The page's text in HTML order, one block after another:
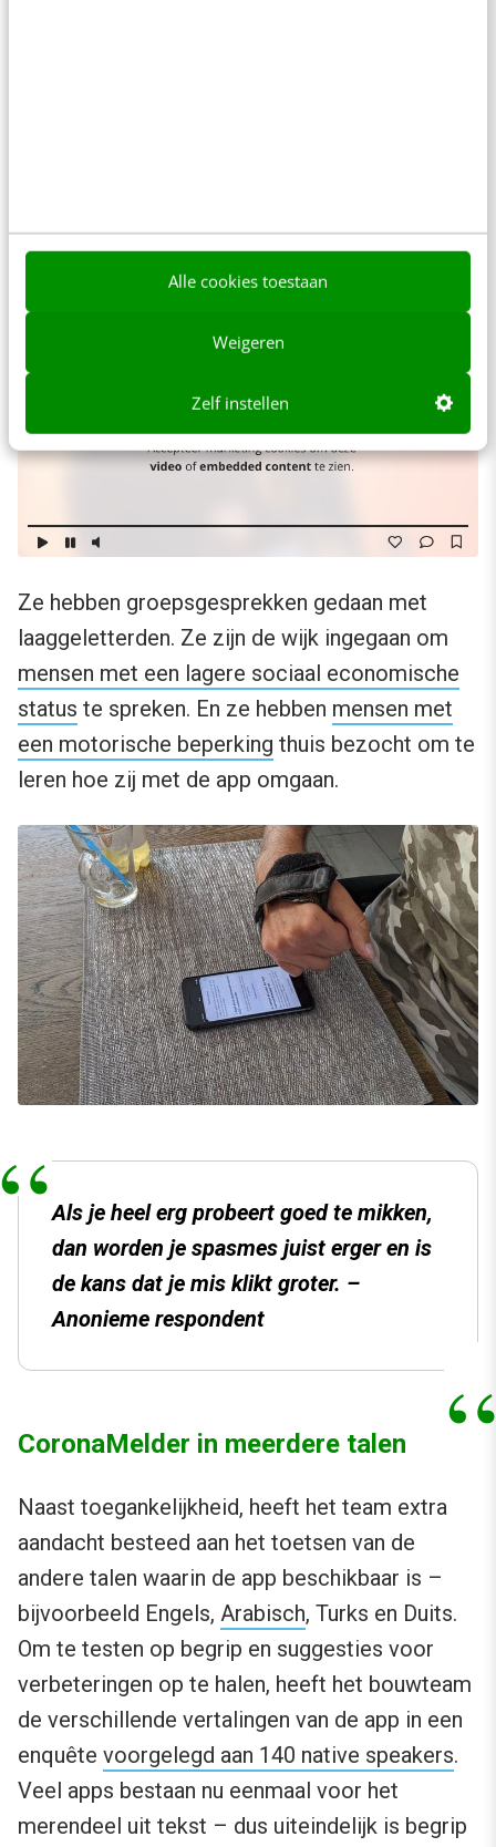
Alle cookies toestaan
Weigeren
Zelf instellen
resultatenuit.
Ze hebben groepsgesprekken gedaan met
laaggeletterden. Ze zijn de wijk ingegaan om
mensen met een lagere sociaal economische
status te spreken. En ze hebben mensen met
een motorische beperking thuis bezocht om te
leren hoe zij met de app omgaan.
Als je heel erg probeert goed te mikken,
dan worden je spasmes juist erger en is
de kans dat je mis klikt groter. –
Anonieme respondent
CoronaMelder in meerdere talen
Naast toegankelijkheid, heeft het team extra
aandacht besteed aan het toetsen van de
andere talen waarin de app beschikbaar is –
bijvoorbeeld Engels, Arabisch, Turks en Duits.
Om te testen op begrip en suggesties voor
verbeteringen op te halen, heeft het bouwteam
de verschillende vertalingen van de app in een
enquête voorgelegd aan 140 native speakers.
Veel apps bestaan nu eenmaal voor het
merendeel uit tekst – dus uiteindelijk is begrip